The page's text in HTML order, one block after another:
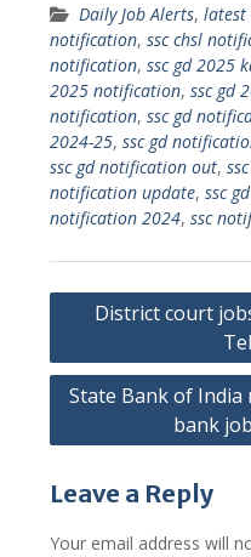
Daily Job Alerts, latest
notification, ssc chsl
notification, ssc gd 2025
2025 notification, ssc gd
notification, ssc gd
2024-25, ssc gd
ssc gd notification out,
notification update, ssc
notification 2024, ssc
Post
District court
State Bank of
bank
Leave a Reply
Your email address will